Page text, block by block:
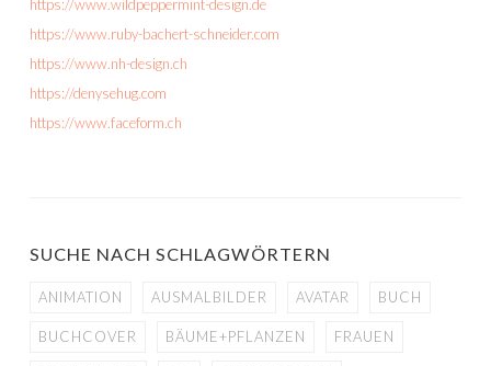
https://www.wildpeppermint-design.de
https://www.ruby-bachert-schneider.com
https://www.nh-design.ch
https://denysehug.com
https://www.faceform.ch
SUCHE NACH SCHLAGWÖRTERN
ANIMATION AUSMALBILDER AVATAR BUCH
BUCHCOVER BÄUME+PFLANZEN FRAUEN